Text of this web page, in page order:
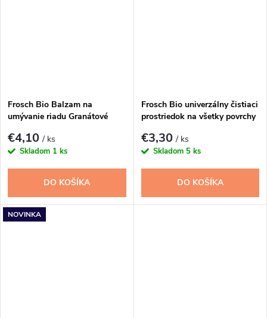
Frosch Bio Balzam na
umývanie riadu Granátové
€4,10/ ks
Skladom 1 ks
DO KOŠÍKA
Frosch Bio univerzálny čistiaci
prostriedok na všetky povrchy
€3,30/ ks
Skladom 5 ks
DO KOŠÍKA
NOVINKA